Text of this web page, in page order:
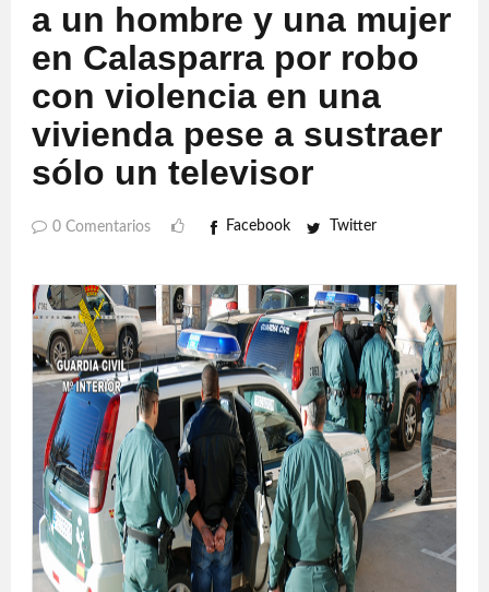
a un hombre y una mujer
en Calasparra por robo
con violencia en una
vivienda pese a sustraer
sólo un televisor
0 Comentarios Facebook Twitter